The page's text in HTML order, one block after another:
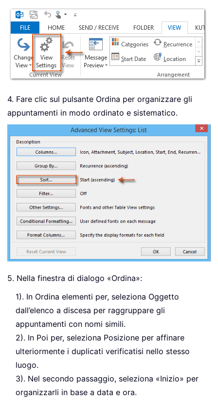
4. Fare clic sul pulsante Ordina per organizzare gli
appuntamenti in modo ordinato e sistematico.
5. Nella finestra di dialogo «Ordina»:
1). In Ordina elementi per, seleziona Oggetto
dall’elenco a discesa per raggruppare gli
appuntamenti con nomi simili.
2). In Poi per, seleziona Posizione per affinare
ulteriormente i duplicati verificatisi nello stesso
luogo.
3). Nel secondo passaggio, seleziona «Inizio» per
organizzarli in base a data e ora.